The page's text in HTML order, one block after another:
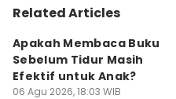
Related Articles
Apakah Membaca Buku
Sebelum Tidur Masih
Efektif untuk Anak?
06 Agu 2026, 18:03 WIB